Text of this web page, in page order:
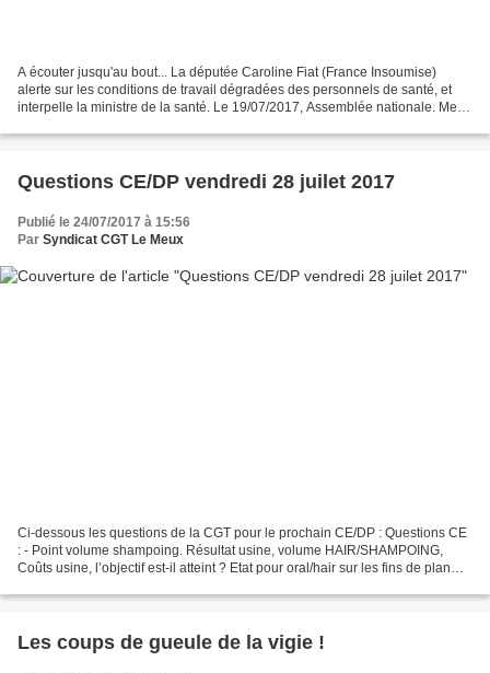
A écouter jusqu'au bout... La députée Caroline Fiat (France Insoumise)
alerte sur les conditions de travail dégradées des personnels de santé, et
interpelle la ministre de la santé. Le 19/07/2017, Assemblée nationale. Merci
Questions CE/DP vendredi 28 juilet 2017
Publié le 24/07/2017 à 15:56
Par Syndicat CGT Le Meux
Ci-dessous les questions de la CGT pour le prochain CE/DP : Questions CE
: - Point volume shampoing. Résultat usine, volume HAIR/SHAMPOING,
Coûts usine, l’objectif est-il atteint ? Etat pour oral/hair sur les fins de plan
Les coups de gueule de la vigie !